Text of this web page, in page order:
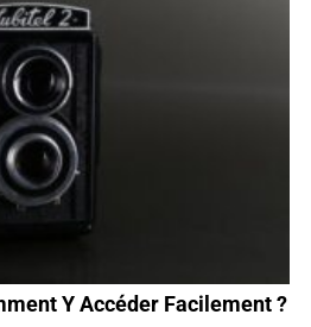
Y Accéder Facilement ?